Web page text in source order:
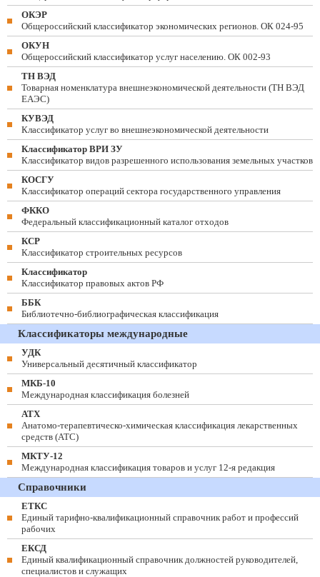
ОКЭР
Общероссийский классификатор экономических регионов. ОК 024-95
ОКУН
Общероссийский классификатор услуг населению. ОК 002-93
ТН ВЭД
Товарная номенклатура внешнеэкономической деятельности (ТН ВЭД
ЕАЭС)
КУВЭД
Классификатор услуг во внешнеэкономической деятельности
Классификатор ВРИ ЗУ
Классификатор видов разрешенного использования земельных участков
КОСГУ
Классификатор операций сектора государственного управления
ФККО
Федеральный классификационный каталог отходов
КСР
Классификатор строительных ресурсов
Классификатор
Классификатор правовых актов РФ
ББК
Библиотечно-библиографическая классификация
Классификаторы международные
УДК
Универсальный десятичный классификатор
МКБ-10
Международная классификация болезней
АТХ
Анатомо-терапевтическо-химическая классификация лекарственных
средств (ATC)
МКТУ-12
Международная классификация товаров и услуг 12-я редакция
Справочники
ЕТКС
Единый тарифно-квалификационный справочник работ и профессий
рабочих
ЕКСД
Единый квалификационный справочник должностей руководителей,
специалистов и служащих